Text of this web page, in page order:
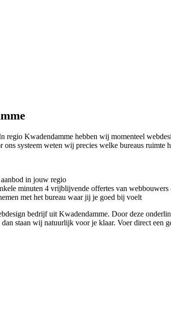
regio Kwadendamme hebben wij momenteel
systeem weten wij precies welke bureaus
in jouw regio
minuten 4 vrijblijvende offertes van
met het bureau waar jij je goed bij voelt
bedrijf uit Kwadendamme. Door deze
staan wij natuurlijk voor je klaar. Voer direct een